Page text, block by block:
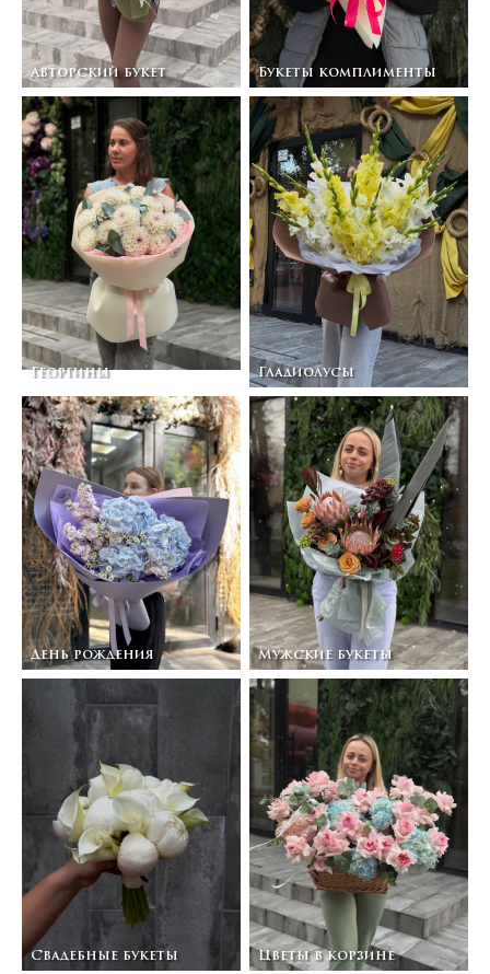
Авторский букет Букеты комплименты
Георгины Гладиолусы
День рождения Мужские букеты
Свадебные букеты Цветы в корзине